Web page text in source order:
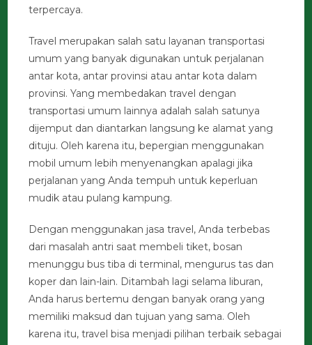
terpercaya.
Travel merupakan salah satu layanan transportasi
umum yang banyak digunakan untuk perjalanan
antar kota, antar provinsi atau antar kota dalam
provinsi. Yang membedakan travel dengan
transportasi umum lainnya adalah salah satunya
dijemput dan diantarkan langsung ke alamat yang
dituju. Oleh karena itu, bepergian menggunakan
mobil umum lebih menyenangkan apalagi jika
perjalanan yang Anda tempuh untuk keperluan
mudik atau pulang kampung.
Dengan menggunakan jasa travel, Anda terbebas
dari masalah antri saat membeli tiket, bosan
menunggu bus tiba di terminal, mengurus tas dan
koper dan lain-lain. Ditambah lagi selama liburan,
Anda harus bertemu dengan banyak orang yang
memiliki maksud dan tujuan yang sama. Oleh
karena itu, travel bisa menjadi pilihan terbaik sebagai